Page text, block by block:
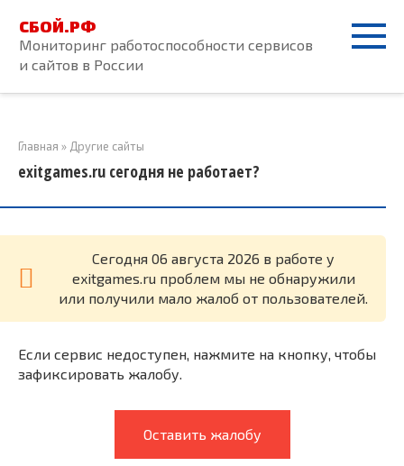
контенту
СБОЙ.РФ
Мониторинг работоспособности сервисов
и сайтов в России
Главная » Другие сайты
exitgames.ru сегодня не работает?
Cегодня 06 августа 2026 в работе у
exitgames.ru проблем мы не обнаружили
или получили мало жалоб от пользователей.
Если сервис недоступен, нажмите на кнопку, чтобы
зафиксировать жалобу.
Оставить жалобу